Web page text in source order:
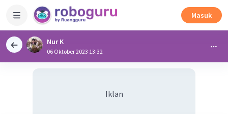
Masuk
Nur K
06 Oktober 2023 13:32
Iklan